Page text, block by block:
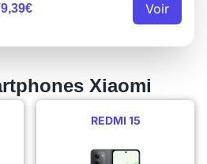
Voir
Xiaomi
REDMI 15